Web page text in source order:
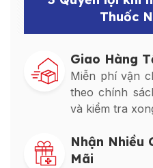
Thuốc
Giao Hàng
Miễn phí vận
theo chính
và kiểm tra
Nhận Nhiều
Mãi